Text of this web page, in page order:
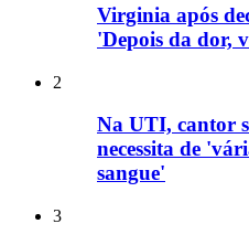
Virginia após
'Depois da dor,
2
Na UTI, cantor
necessita de
sangue'
3